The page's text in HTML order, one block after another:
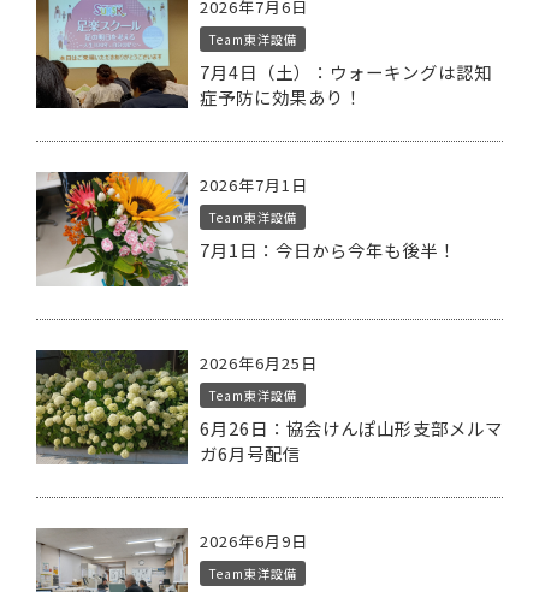
2026年7月6日
Team東洋設備
7月4日（土）：ウォーキングは認知
症予防に効果あり！
2026年7月1日
Team東洋設備
7月1日：今日から今年も後半！
2026年6月25日
Team東洋設備
6月26日：協会けんぽ山形支部メルマ
ガ6月号配信
2026年6月9日
Team東洋設備